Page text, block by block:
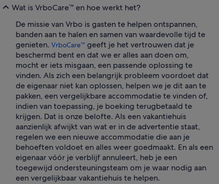
Wat is VrboCare™ en hoe werkt het?
De missie van Vrbo is gasten te helpen ontspannen,
banden aan te halen en samen van waardevolle tijd te
genieten. VrboCare™ geeft je het vertrouwen dat je
beschermd bent en dat we er alles aan doen om,
mocht er iets misgaan, een passende oplossing te
vinden. Als zich een belangrijk probleem voordoet dat
de eigenaar niet kan oplossen, helpen we je dit aan te
pakken, een vergelijkbare accommodatie te vinden of,
indien van toepassing, je boeking terugbetaald te
krijgen. Dat is onze belofte. Als een vakantiehuis
aanzienlijk afwijkt van wat er in de advertentie staat,
regelen we een nieuwe accommodatie die aan je
behoeften voldoet en alles weer goedmaakt. En als een
eigenaar vóór je verblijf annuleert, heb je een
toegewijd ondersteuningsteam om je waar nodig aan
een vergelijkbaar vakantiehuis te helpen.